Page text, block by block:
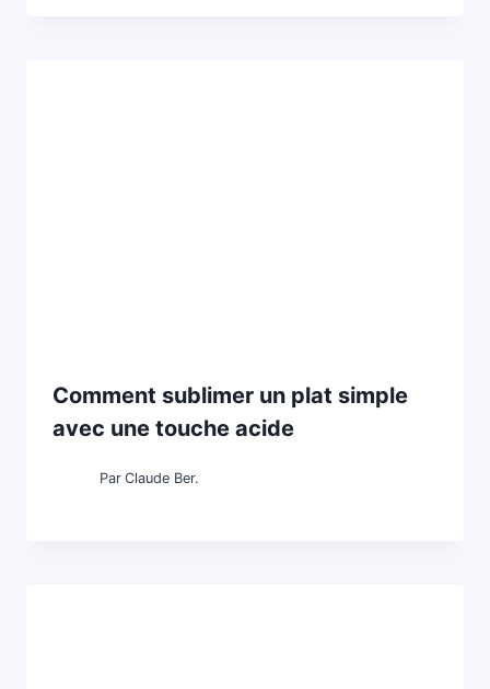
Comment sublimer un plat simple
avec une touche acide
Par Claude Ber.